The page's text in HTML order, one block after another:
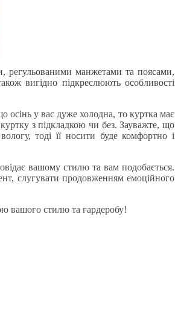
регульованими манжетами та поясами,
вигідно підкреслюють особливості
осінь у вас дуже холодна, то куртка має
з підкладкою чи без. Зауважте, що
тоді її носити буде комфортно і
вашому стилю та вам подобається.
слугувати продовженням емоційного
вашого стилю та гардеробу!